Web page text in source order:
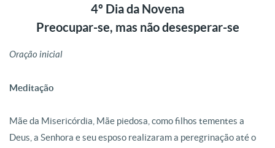
4º Dia da Novena
Preocupar-se, mas não desesperar-se
Oração inicial
Meditação
Mãe da Misericórdia, Mãe piedosa, como filhos tementes a
Deus, a Senhora e seu esposo realizaram a peregrinação até o